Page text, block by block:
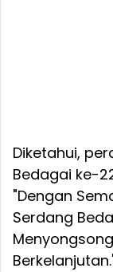
Diketahui,
Bedagai ke-
"Dengan
Serdang